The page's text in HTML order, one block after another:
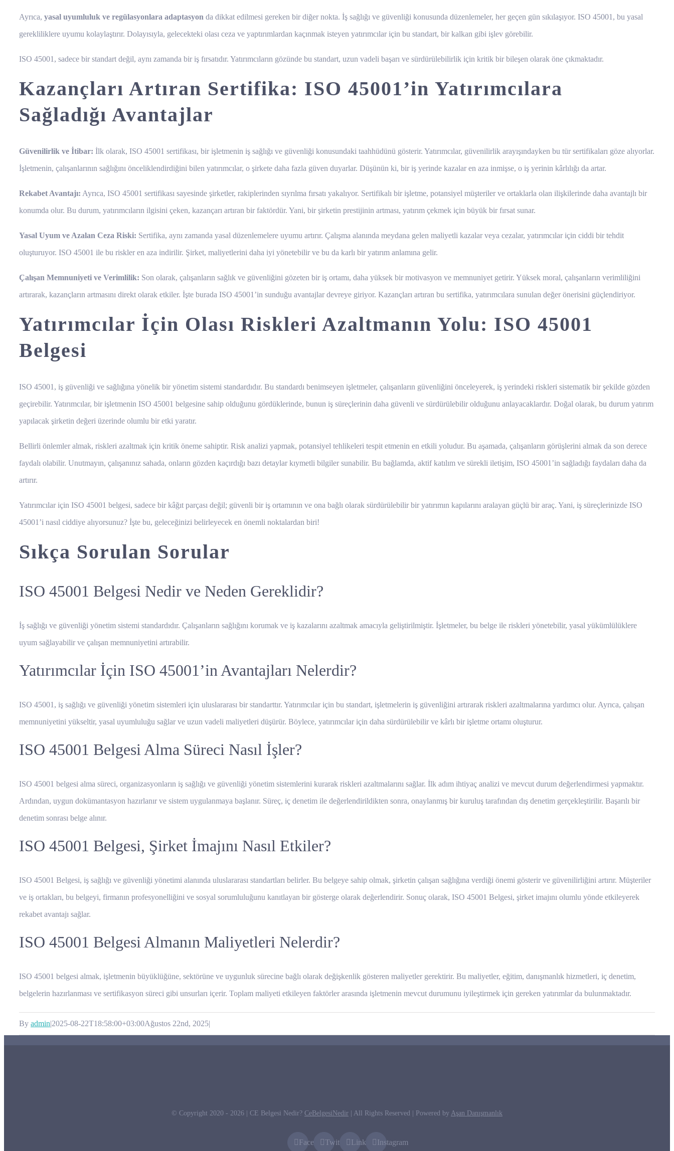
Ayrıca, yasal uyumluluk ve regülasyonlara adaptasyon da dikkat edilmesi gereken bir diğer nokta. İş sağlığı ve güvenliği konusunda düzenlemeler, her geçen gün sıkılaşıyor. ISO 45001, bu yasal
gerekliliklere uyumu kolaylaştırır. Dolayısıyla, gelecekteki olası ceza ve yaptırımlardan kaçınmak isteyen yatırımcılar için bu standart, bir kalkan gibi işlev görebilir.
ISO 45001, sadece bir standart değil, aynı zamanda bir iş fırsatıdır. Yatırımcıların gözünde bu standart, uzun vadeli başarı ve sürdürülebilirlik için kritik bir bileşen olarak öne çıkmaktadır.
Kazançları Artıran Sertifika: ISO 45001’in Yatırımcılara
Sağladığı Avantajlar
Güvenilirlik ve İtibar: İlk olarak, ISO 45001 sertifikası, bir işletmenin iş sağlığı ve güvenliği konusundaki taahhüdünü gösterir. Yatırımcılar, güvenilirlik arayışındayken bu tür sertifikaları göze alıyorlar.
İşletmenin, çalışanlarının sağlığını önceliklendirdiğini bilen yatırımcılar, o şirkete daha fazla güven duyarlar. Düşünün ki, bir iş yerinde kazalar en aza inmişse, o iş yerinin kârlılığı da artar.
Rekabet Avantajı: Ayrıca, ISO 45001 sertifikası sayesinde şirketler, rakiplerinden sıyrılma fırsatı yakalıyor. Sertifikalı bir işletme, potansiyel müşteriler ve ortaklarla olan ilişkilerinde daha avantajlı bir
konumda olur. Bu durum, yatırımcıların ilgisini çeken, kazançarı artıran bir faktördür. Yani, bir şirketin prestijinin artması, yatırım çekmek için büyük bir fırsat sunar.
Yasal Uyum ve Azalan Ceza Riski: Sertifika, aynı zamanda yasal düzenlemelere uyumu artırır. Çalışma alanında meydana gelen maliyetli kazalar veya cezalar, yatırımcılar için ciddi bir tehdit
oluşturuyor. ISO 45001 ile bu riskler en aza indirilir. Şirket, maliyetlerini daha iyi yönetebilir ve bu da karlı bir yatırım anlamına gelir.
Çalışan Memnuniyeti ve Verimlilik: Son olarak, çalışanların sağlık ve güvenliğini gözeten bir iş ortamı, daha yüksek bir motivasyon ve memnuniyet getirir. Yüksek moral, çalışanların verimliliğini
artırarak, kazançların artmasını direkt olarak etkiler. İşte burada ISO 45001’in sunduğu avantajlar devreye giriyor. Kazançları artıran bu sertifika, yatırımcılara sunulan değer önerisini güçlendiriyor.
Yatırımcılar İçin Olası Riskleri Azaltmanın Yolu: ISO 45001
Belgesi
ISO 45001, iş güvenliği ve sağlığına yönelik bir yönetim sistemi standardıdır. Bu standardı benimseyen işletmeler, çalışanların güvenliğini önceleyerek, iş yerindeki riskleri sistematik bir şekilde gözden
geçirebilir. Yatırımcılar, bir işletmenin ISO 45001 belgesine sahip olduğunu gördüklerinde, bunun iş süreçlerinin daha güvenli ve sürdürülebilir olduğunu anlayacaklardır. Doğal olarak, bu durum yatırım
yapılacak şirketin değeri üzerinde olumlu bir etki yaratır.
Bellirli önlemler almak, riskleri azaltmak için kritik öneme sahiptir. Risk analizi yapmak, potansiyel tehlikeleri tespit etmenin en etkili yoludur. Bu aşamada, çalışanların görüşlerini almak da son derece
faydalı olabilir. Unutmayın, çalışanınız sahada, onların gözden kaçırdığı bazı detaylar kıymetli bilgiler sunabilir. Bu bağlamda, aktif katılım ve sürekli iletişim, ISO 45001’in sağladığı faydaları daha da
artırır.
Yatırımcılar için ISO 45001 belgesi, sadece bir kâğıt parçası değil; güvenli bir iş ortamının ve ona bağlı olarak sürdürülebilir bir yatırımın kapılarını aralayan güçlü bir araç. Yani, iş süreçlerinizde ISO
45001’i nasıl ciddiye alıyorsunuz? İşte bu, geleceğinizi belirleyecek en önemli noktalardan biri!
Sıkça Sorulan Sorular
ISO 45001 Belgesi Nedir ve Neden Gereklidir?
İş sağlığı ve güvenliği yönetim sistemi standardıdır. Çalışanların sağlığını korumak ve iş kazalarını azaltmak amacıyla geliştirilmiştir. İşletmeler, bu belge ile riskleri yönetebilir, yasal yükümlülüklere
uyum sağlayabilir ve çalışan memnuniyetini artırabilir.
Yatırımcılar İçin ISO 45001’in Avantajları Nelerdir?
ISO 45001, iş sağlığı ve güvenliği yönetim sistemleri için uluslararası bir standarttır. Yatırımcılar için bu standart, işletmelerin iş güvenliğini artırarak riskleri azaltmalarına yardımcı olur. Ayrıca, çalışan
memnuniyetini yükseltir, yasal uyumluluğu sağlar ve uzun vadeli maliyetleri düşürür. Böylece, yatırımcılar için daha sürdürülebilir ve kârlı bir işletme ortamı oluşturur.
ISO 45001 Belgesi Alma Süreci Nasıl İşler?
ISO 45001 belgesi alma süreci, organizasyonların iş sağlığı ve güvenliği yönetim sistemlerini kurarak riskleri azaltmalarını sağlar. İlk adım ihtiyaç analizi ve mevcut durum değerlendirmesi yapmaktır.
Ardından, uygun dokümantasyon hazırlanır ve sistem uygulanmaya başlanır. Süreç, iç denetim ile değerlendirildikten sonra, onaylanmış bir kuruluş tarafından dış denetim gerçekleştirilir. Başarılı bir
denetim sonrası belge alınır.
ISO 45001 Belgesi, Şirket İmajını Nasıl Etkiler?
ISO 45001 Belgesi, iş sağlığı ve güvenliği yönetimi alanında uluslararası standartları belirler. Bu belgeye sahip olmak, şirketin çalışan sağlığına verdiği önemi gösterir ve güvenilirliğini artırır. Müşteriler
ve iş ortakları, bu belgeyi, firmanın profesyonelliğini ve sosyal sorumluluğunu kanıtlayan bir gösterge olarak değerlendirir. Sonuç olarak, ISO 45001 Belgesi, şirket imajını olumlu yönde etkileyerek
rekabet avantajı sağlar.
ISO 45001 Belgesi Almanın Maliyetleri Nelerdir?
ISO 45001 belgesi almak, işletmenin büyüklüğüne, sektörüne ve uygunluk sürecine bağlı olarak değişkenlik gösteren maliyetler gerektirir. Bu maliyetler, eğitim, danışmanlık hizmetleri, iç denetim,
belgelerin hazırlanması ve sertifikasyon süreci gibi unsurları içerir. Toplam maliyeti etkileyen faktörler arasında işletmenin mevcut durumunu iyileştirmek için gereken yatırımlar da bulunmaktadır.
By admin|2025-08-22T18:58:00+03:00Ağustos 22nd, 2025|
© Copyright 2020 - 2026 | CE Belgesi Nedir? CeBelgesiNedir | All Rights Reserved | Powered by Aşan Danışmanlık
FacebookTwitter LinkedInInstagram